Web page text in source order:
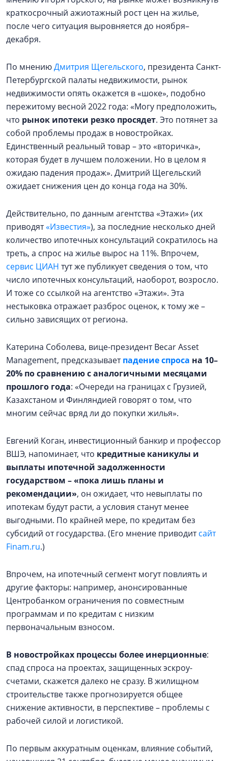
краткосрочный ажиотажный рост цен на жилье,
после чего ситуация выровняется до ноября–
декабря.
По мнениюДмитрия Щегельского, президента Санкт-
Петербургской палаты недвижимости, рынок
недвижимости опять окажется в «шоке», подобно
пережитому весной 2022 года: «Могу предположить,
что рынок ипотеки резко просядет. Это потянет за
собой проблемы продаж в новостройках.
Единственный реальный товар – это «вторичка»,
которая будет в лучшем положении. Но в целом я
ожидаю падения продаж». Дмитрий Щегельский
ожидает снижения цен до конца года на 30%.
Действительно, по данным агентства «Этажи» (их
приводят«Известия»), за последние несколько дней
количество ипотечных консультаций сократилось на
треть, а спрос на жилье вырос на 11%. Впрочем,
сервис ЦИАН тут же публикует сведения о том, что
число ипотечных консультаций, наоборот, возросло.
И тоже со ссылкой на агентство «Этажи». Эта
нестыковка отражает разброс оценок, к тому же –
сильно зависящих от региона.
Катерина Соболева, вице-президент Becar Asset
Management, предсказываетпадение спроса на 10–
20% по сравнению с аналогичными месяцами
прошлого года: «Очереди на границах с Грузией,
Казахстаном и Финляндией говорят о том, что
многим сейчас вряд ли до покупки жилья».
Евгений Коган, инвестиционный банкир и профессор
ВШЭ, напоминает, что кредитные каникулы и
выплаты ипотечной задолженности
государством – «пока лишь планы и
рекомендации», он ожидает, что невыплаты по
ипотекам будут расти, а условия станут менее
выгодными. По крайней мере, по кредитам без
субсидий от государства. (Его мнение приводитсайт
Finam.ru.)
Впрочем, на ипотечный сегмент могут повлиять и
другие факторы: например, анонсированные
Центробанком ограничения по совместным
программам и по кредитам с низким
первоначальным взносом.
В новостройках процессы более инерционные:
спад спроса на проектах, защищенных эскроу-
счетами, скажется далеко не сразу. В жилищном
строительстве также прогнозируется общее
снижение активности, в перспективе – проблемы с
рабочей силой и логистикой.
По первым аккуратным оценкам, влияние событий,